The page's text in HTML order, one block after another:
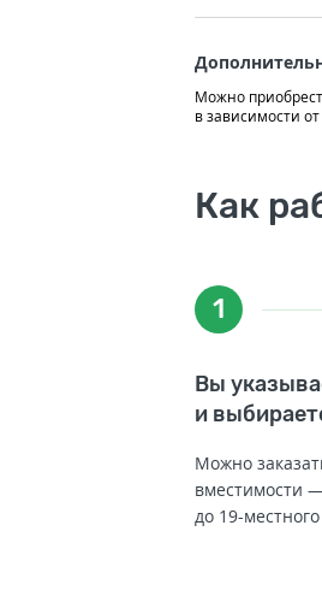
Можно
в зависимости
Как
1
Вы
и
Можно
вместимости
до 19-